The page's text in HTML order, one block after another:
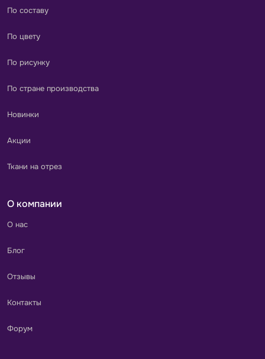
По составу
По цвету
По рисунку
По стране производства
Новинки
Акции
Ткани на отрез
О компании
О нас
Блог
Отзывы
Контакты
Форум